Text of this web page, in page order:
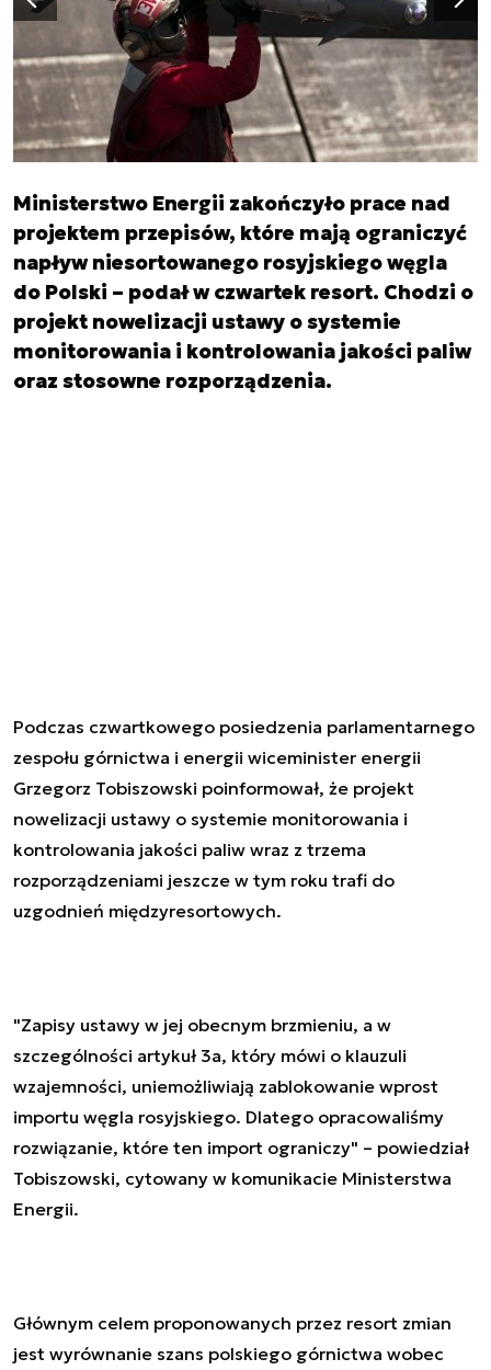
Poprzedni slajd
Ministerstwo Energii zakończyło prace nad
projektem przepisów, które mają ograniczyć
napływ niesortowanego rosyjskiego węgla
do Polski – podał w czwartek resort. Chodzi o
projekt nowelizacji ustawy o systemie
monitorowania i kontrolowania jakości paliw
oraz stosowne rozporządzenia.
Podczas czwartkowego posiedzenia parlamentarnego
zespołu górnictwa i energii wiceminister energii
Grzegorz Tobiszowski poinformował, że projekt
nowelizacji ustawy o systemie monitorowania i
kontrolowania jakości paliw wraz z trzema
rozporządzeniami jeszcze w tym roku trafi do
uzgodnień międzyresortowych.
"Zapisy ustawy w jej obecnym brzmieniu, a w
szczególności artykuł 3a, który mówi o klauzuli
wzajemności, uniemożliwiają zablokowanie wprost
importu węgla rosyjskiego. Dlatego opracowaliśmy
rozwiązanie, które ten import ograniczy" – powiedział
Tobiszowski, cytowany w komunikacie Ministerstwa
Energii.
Głównym celem proponowanych przez resort zmian
jest wyrównanie szans polskiego górnictwa wobec